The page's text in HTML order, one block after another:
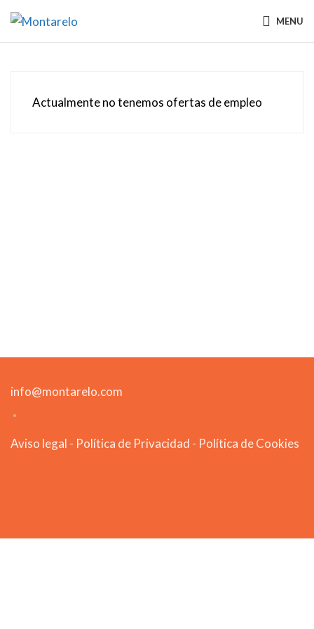
MENU
Actualmente no tenemos ofertas de empleo
info@montarelo.com
Aviso legal - Política de Privacidad - Política de Cookies